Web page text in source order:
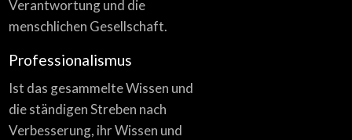
Verantwortung und die
menschlichen Gesellschaft.
Professionalismus
Ist das gesammelte Wissen und
die ständigen Streben nach
Verbesserung, ihr Wissen und